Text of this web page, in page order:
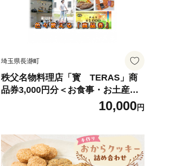
埼玉県長瀞町
秩父名物料理店「寳 TERAS」商
品券3,000円分＜お食事・お土産
品・体験＞にも利用できます【120
10,000円